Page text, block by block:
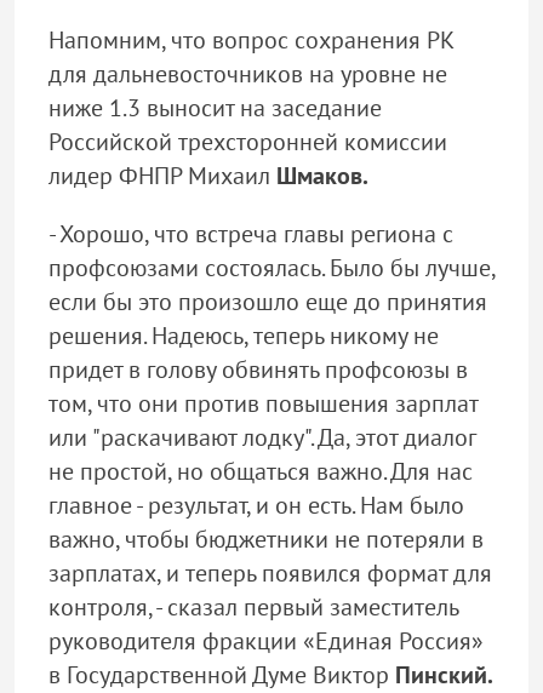
Напомним, что вопрос сохранения РК
для дальневосточников на уровне не
ниже 1.3 выносит на заседание
Российской трехсторонней комиссии
лидер ФНПР Михаил Шмаков.
- Хорошо, что встреча главы региона с
профсоюзами состоялась. Было бы лучше,
если бы это произошло еще до принятия
решения. Надеюсь, теперь никому не
придет в голову обвинять профсоюзы в
том, что они против повышения зарплат
или "раскачивают лодку". Да, этот диалог
не простой, но общаться важно. Для нас
главное - результат, и он есть. Нам было
важно, чтобы бюджетники не потеряли в
зарплатах, и теперь появился формат для
контроля, - сказал первый заместитель
руководителя фракции «Единая Россия»
в Государственной Думе Виктор Пинский.